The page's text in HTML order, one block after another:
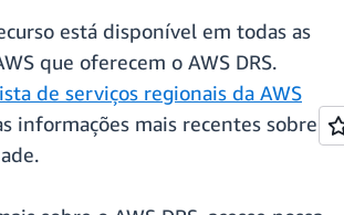
está disponível em todas as
que oferecem o AWS DRS.
de serviços regionais da AWS
informações mais recentes sobre